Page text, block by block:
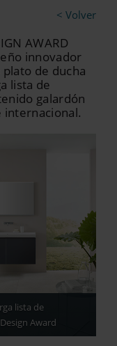
< Volver
AWARD
innovador
de ducha
lista de
galardón
lista de
Award